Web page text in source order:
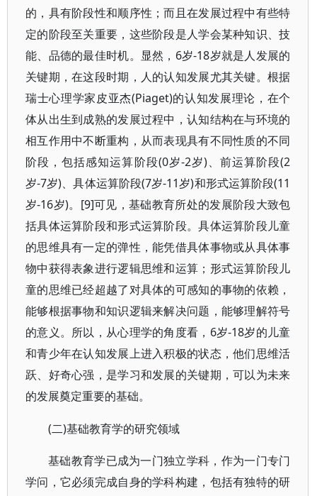
的，具有阶段性和顺序性；而且在发展过程中有些特
定的阶段至关重要，这些阶段是人学会某种知识、技
能、品德的最佳时机。显然，6岁-18岁就是人发展的
关键期，在这段时期，人的认知发展尤其关键。根据
瑞士心理学家皮亚杰(Piaget)的认知发展理论，在个
体从出生到成熟的发展过程中，认知结构在与环境的
相互作用中不断重构，从而表现具有不同性质的不同
阶段，包括感知运算阶段(0岁-2岁)、前运算阶段(2
岁-7岁)、具体运算阶段(7岁-11岁)和形式运算阶段(11
岁-16岁)。[9]可见，基础教育所处的发展阶段大致包
括具体运算阶段和形式运算阶段。具体运算阶段儿童
的思维具有一定的弹性，能凭借具体事物或从具体事
物中获得表象进行逻辑思维和运算；形式运算阶段儿
童的思维已经超越了对具体的可感知的事物的依赖，
能够根据事物和知识逻辑来解决问题，能够理解符号
的意义。所以，从心理学的角度看，6岁-18岁的儿童
和青少年在认知发展上进入积极的状态，他们思维活
跃、好奇心强，是学习和发展的关键期，可以为未来
的发展奠定重要的基础。
(二)基础教育学的研究领域
基础教育学已成为一门独立学科，作为一门专门
学问，它必须完成自身的学科构建，包括有独特的研